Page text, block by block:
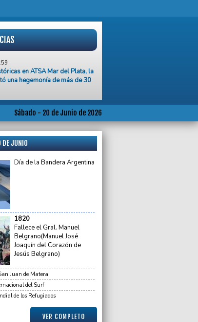
en ATSA Mar del Plata, la
una hegemonía de más de 30
entregó más de 200
capacitación laboral
y ni siquiera son capaces
Máximo Kirchner en el
más peleado con los valores de
Adorni”, dijo Villarruel tras el
la Bandera
lealtad a la bandera junto a
y el intendente Neme
en el Minella y se trepó a la
la Justicia ordena exhumar
en el Cementerio Parque
Sábado - 20 de Junio de 2026
DE JUNIO
Día de la Bandera Argentina
1820
Fallece el Gral. Manuel
Belgrano(Manuel José
Joaquín del Corazón de
Jesús Belgrano)
Juan de Matera
del Surf
de los Refugiados
VER COMPLETO